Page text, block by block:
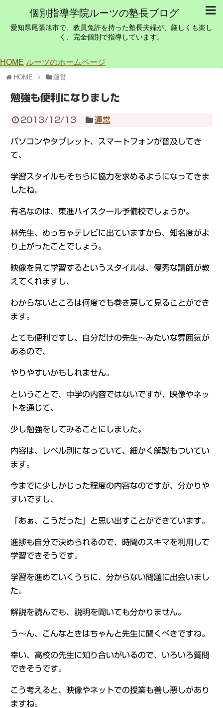
個別指導学院ルーツの塾長ブログ
愛知県尾張旭市で、教員免許を持った塾長夫婦が、厳しくも楽し
く、完全個別で指導しています。
HOME ルーツのホームページ
HOME 運営
勉強も便利になりました
2013/12/13 運営
パソコンやタブレット、スマートフォンが普及してき
て、
学習スタイルもそちらに協力を求めるようになってきま
したね。
有名なのは、東進ハイスクール予備校でしょうか。
林先生、めっちゃテレビに出ていますから、知名度がよ
り上がったことでしょう。
映像を見て学習するというスタイルは、優秀な講師が教
えてくれますし、
わからないところは何度でも巻き戻して見ることができ
ます。
とても便利ですし、自分だけの先生～みたいな雰囲気が
あるので、
やりやすいかもしれません。
ということで、中学の内容ではないですが、映像やネッ
トを通じて、
少し勉強をしてみることにしました。
内容は、レベル別になっていて、細かく解説もついてい
ます。
今までに少しかじった程度の内容なのですが、分かりや
すいですし、
「あぁ、こうだった」と思い出すことができています。
進捗も自分で決められるので、時間のスキマを利用して
学習できそうです。
学習を進めていくうちに、分からない問題に出会いまし
た。
解説を読んでも、説明を聞いても分かりません。
う～ん、こんなときはちゃんと先生に聞くべきですね。
幸い、高校の先生に知り合いがいるので、いろいろ質問
できそうです。
こう考えると、映像やネットでの授業も善し悪しがあり
ますね。